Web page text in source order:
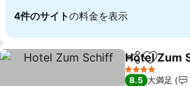
4件のサイトの料金を表示
シェアお気に
Hotel Zum
4 ホテルのランク
8.5 大満足